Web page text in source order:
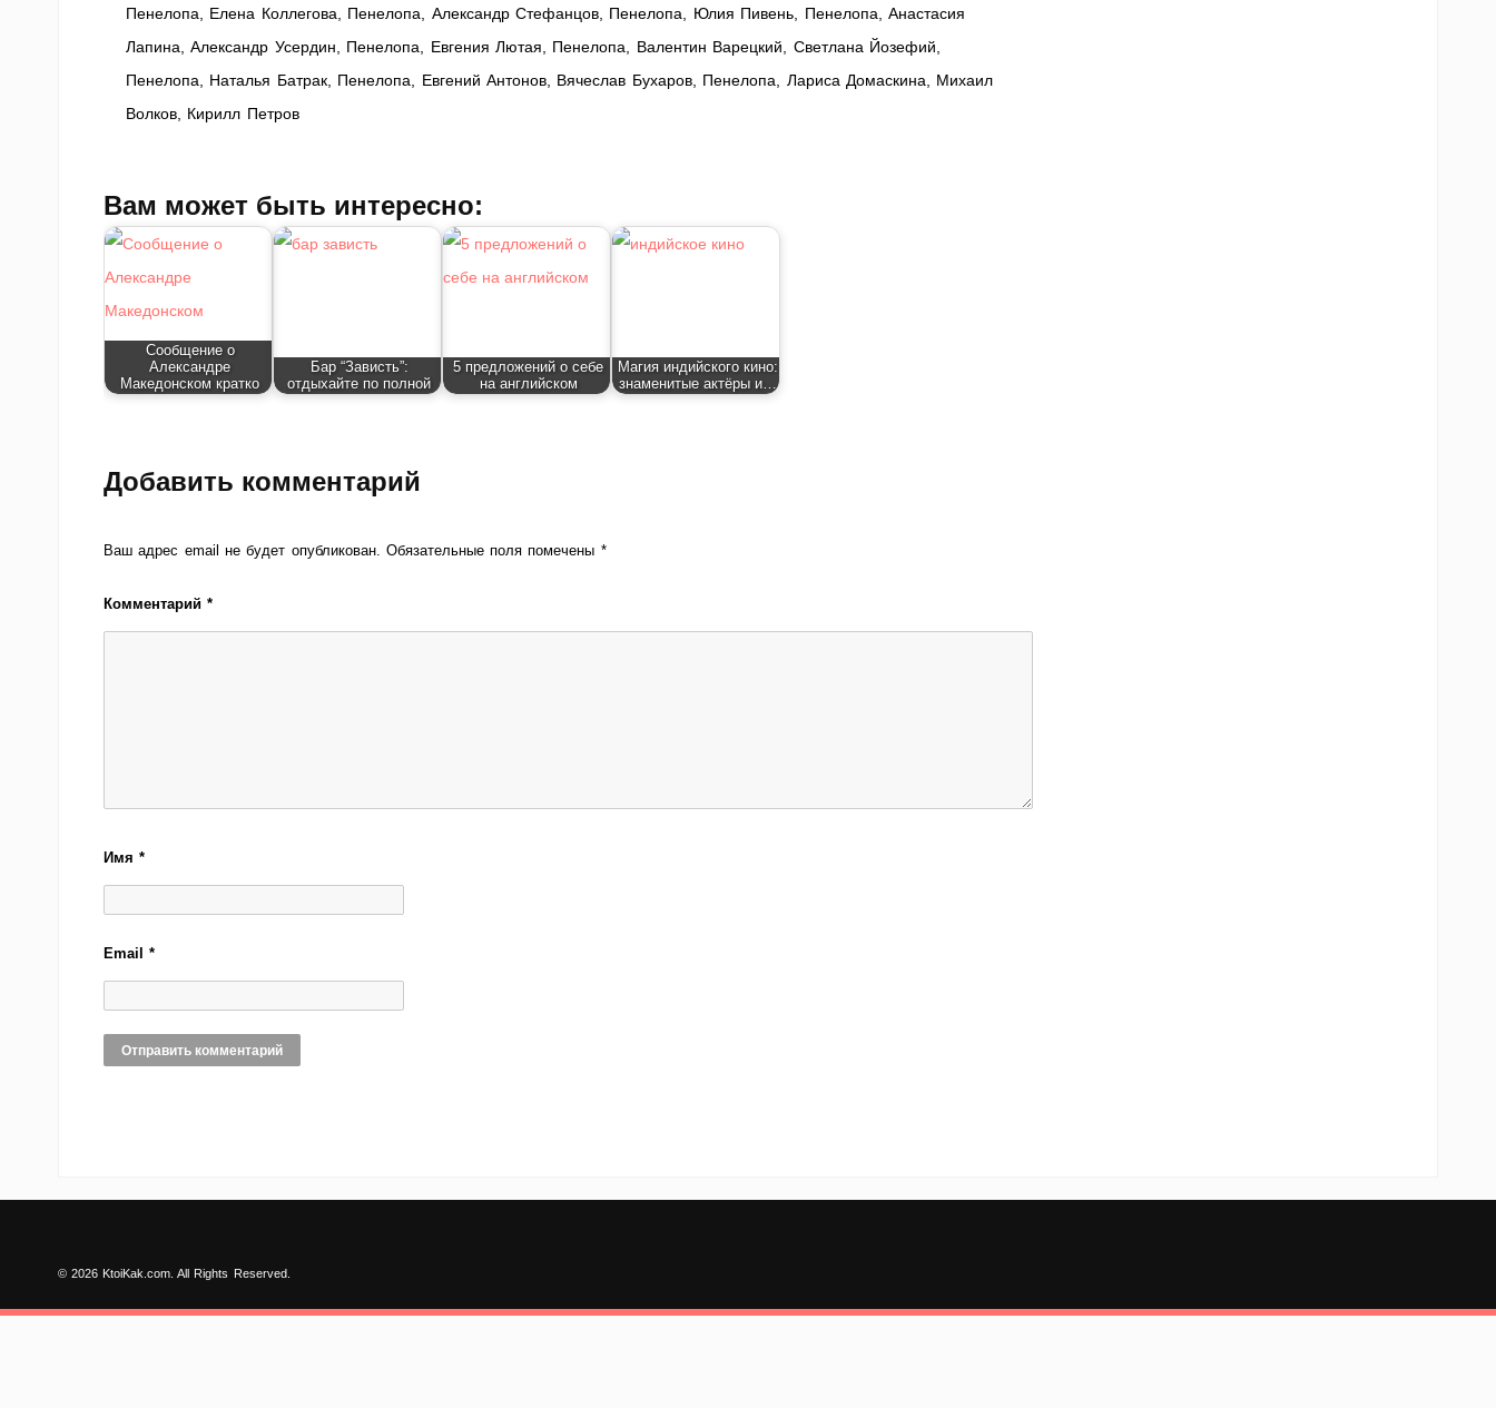
Пенелопа, Елена Коллегова, Пенелопа, Александр Стефанцов, Пенелопа, Юлия Пивень, Пенелопа, Анастасия
Лапина, Александр Усердин, Пенелопа, Евгения Лютая, Пенелопа, Валентин Варецкий, Светлана Йозефий,
Пенелопа, Наталья Батрак, Пенелопа, Евгений Антонов, Вячеслав Бухаров, Пенелопа, Лариса Домаскина, Михаил
Волков, Кирилл Петров
Вам может быть интересно:
Сообщение о
Александре
Македонском кратко
Бар “Зависть”:
отдыхайте по полной
5 предложений о себе
на английском
Магия индийского кино:
знаменитые актёры и…
Добавить комментарий
Ваш адрес email не будет опубликован. Обязательные поля помечены *
Комментарий*
Имя*
Email*
© 2026 KtoiKak.com. All Rights Reserved.